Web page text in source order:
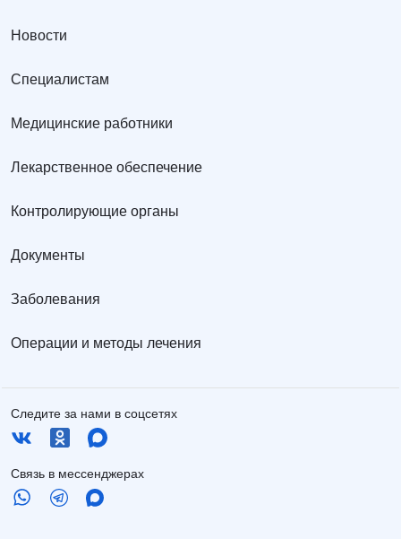
Новости
Специалистам
Медицинские работники
Лекарственное обеспечение
Контролирующие органы
Документы
Заболевания
Операции и методы лечения
Следите за нами в соцсетях
Связь в мессенджерах